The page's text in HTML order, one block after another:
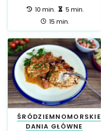
przygotowanie:
10 min. zrobienie:
5 min.
całość:
15 min.
ŚRÓDZIEMNOMORSKIE
DANIA GŁÓWNE